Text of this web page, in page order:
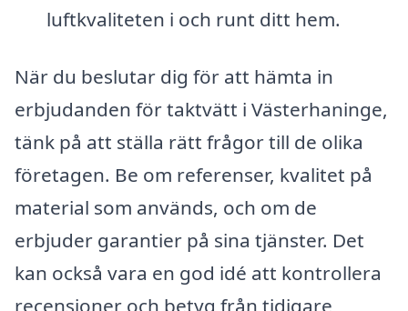
luftkvaliteten i och runt ditt hem.
När du beslutar dig för att hämta in
erbjudanden för taktvätt i Västerhaninge,
tänk på att ställa rätt frågor till de olika
företagen. Be om referenser, kvalitet på
material som används, och om de
erbjuder garantier på sina tjänster. Det
kan också vara en god idé att kontrollera
recensioner och betyg från tidigare